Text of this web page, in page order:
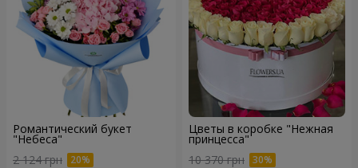
Романтический букет
"Небеса"
2 124 грн
Цветы в коробке "Нежная
принцесса"
10 370 грн